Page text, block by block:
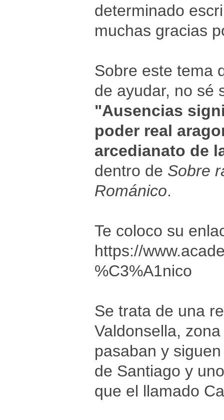
determinado
muchas gracias
Sobre este tema
de ayudar, no sé
"Ausencias
poder real
arcedianato de
dentro de Sobre
Románico.
Te coloco su
https://
%C3%A1nico
Se trata de una
Valdonsella,
pasaban y
de Santiago y
que el llamado